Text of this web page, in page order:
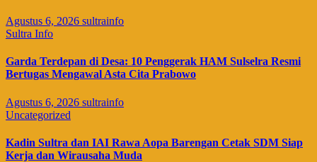
Agustus 6, 2026 sultrainfo
Sultra Info
Garda Terdepan di Desa: 10 Penggerak HAM Sulselra Resmi
Bertugas Mengawal Asta Cita Prabowo
Agustus 6, 2026 sultrainfo
Uncategorized
Kadin Sultra dan IAI Rawa Aopa Barengan Cetak SDM Siap
Kerja dan Wirausaha Muda